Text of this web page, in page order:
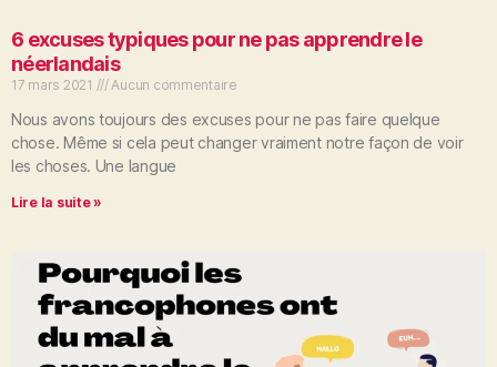
6 excuses typiques pour ne pas apprendre le
néerlandais
17 mars 2021 Aucun commentaire
Nous avons toujours des excuses pour ne pas faire quelque
chose. Même si cela peut changer vraiment notre façon de voir
les choses. Une langue
Lire la suite »